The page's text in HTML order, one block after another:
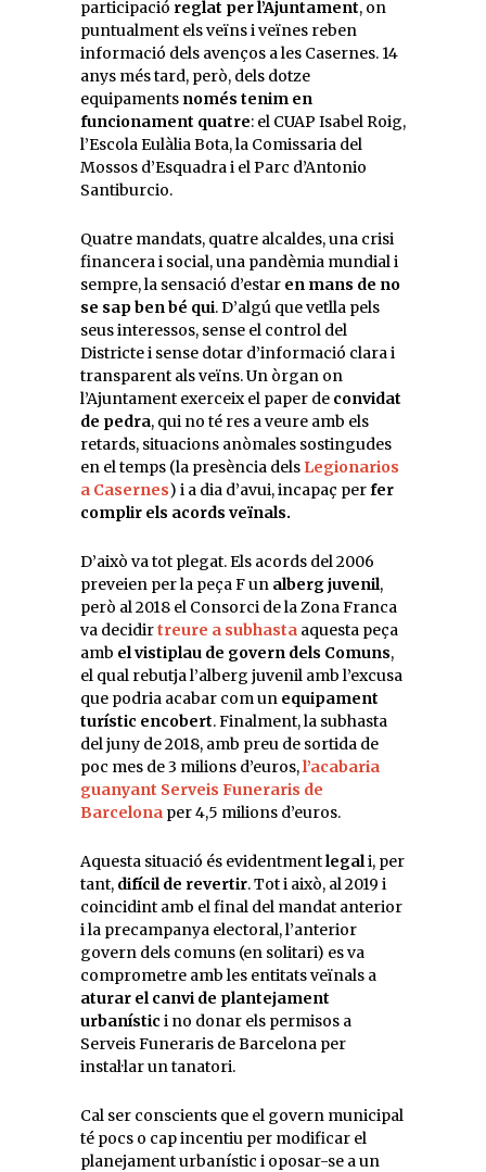
participació reglat per l’Ajuntament, on
puntualment els veïns i veïnes reben
informació dels avenços a les Casernes. 14
anys més tard, però, dels dotze
equipaments només tenim en
funcionament quatre: el CUAP Isabel Roig,
l’Escola Eulàlia Bota, la Comissaria del
Mossos d’Esquadra i el Parc d’Antonio
Santiburcio.
Quatre mandats, quatre alcaldes, una crisi
financera i social, una pandèmia mundial i
sempre, la sensació d’estar en mans de no
se sap ben bé qui. D’algú que vetlla pels
seus interessos, sense el control del
Districte i sense dotar d’informació clara i
transparent als veïns. Un òrgan on
l’Ajuntament exerceix el paper de convidat
de pedra, qui no té res a veure amb els
retards, situacions anòmales sostingudes
en el temps (la presència dels Legionarios
a Casernes) i a dia d’avui, incapaç perfer
complir els acords veïnals.
D’això va tot plegat. Els acords del 2006
preveien per la peça F un alberg juvenil,
però al 2018 el Consorci de la Zona Franca
va decidirtreure a subhasta aquesta peça
amb el vistiplau de govern dels Comuns,
el qual rebutja l’alberg juvenil amb l’excusa
que podria acabar com un equipament
turístic encobert. Finalment, la subhasta
del juny de 2018, amb preu de sortida de
poc mes de 3 milions d’euros,l’acabaria
guanyant Serveis Funeraris de
Barcelona per 4,5 milions d’euros.
Aquesta situació és evidentmentlegali, per
tant, difícil de revertir. Tot i això, al 2019 i
coincidint amb el final del mandat anterior
i la precampanya electoral, l’anterior
govern dels comuns (en solitari) es va
comprometre amb les entitats veïnals a
aturar el canvi de plantejament
urbanístic i no donar els permisos a
Serveis Funeraris de Barcelona per
instal·lar un tanatori.
Cal ser conscients que el govern municipal
té pocs o cap incentiu per modificar el
planejament urbanístic i oposar-se a un